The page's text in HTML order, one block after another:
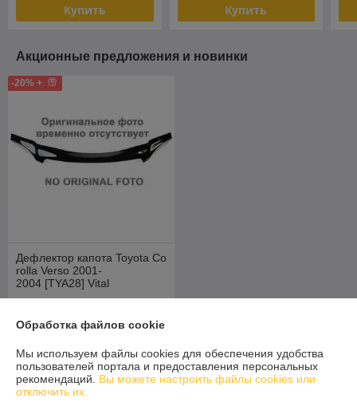
Купить Купить
Акционные предложения и новинки
-20% +
Дефлектор капота Toyota Co
rolla Verso 2001-
2004 [TYA28] Vital
82,40 руб. 103 руб.
Купить
Обработка файлов cookie
Мы используем файлы cookies для обеспечения удобства
пользователей портала и предоставления персональных
рекомендаций. Вы можете настроить файлы cookies или
отключить их.